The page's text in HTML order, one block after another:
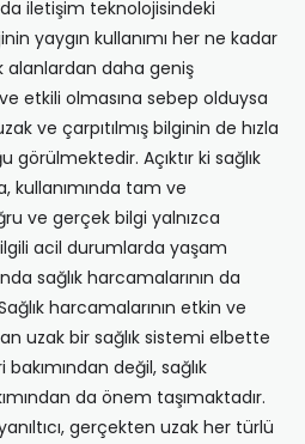
iletişim teknolojisindeki
yaygın kullanımı her ne kadar
alanlardan daha geniş
etkili olmasına sebep olduysa
ve çarpıtılmış bilginin de hızla
görülmektedir. Açıktır ki sağlık
kullanımında tam ve
ve gerçek bilgi yalnızca
acil durumlarda yaşam
sağlık harcamalarının da
harcamalarının etkin ve
uzak bir sağlık sistemi elbette
değil, sağlık
da önem taşımaktadır.
gerçekten uzak her türlü